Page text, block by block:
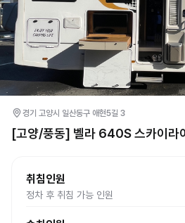
경기 고양시 일산동구 애현5길 3
[고양/풍동] 벨라 640S 스카이라
취침인원
정차 후 취침 가능 인원